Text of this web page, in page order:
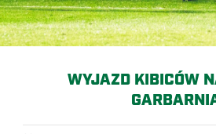
WYJAZD KIBICÓW